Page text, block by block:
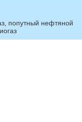
попутный нефтяной